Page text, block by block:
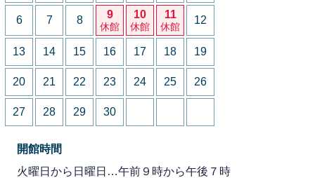
6 7 8 9
休館
10
休館
11
休館
12
13 14 15 16 17 18 19
20 21 22 23 24 25 26
27 28 29 30
開館時間
火曜日から日曜日…午前９時から午後７時